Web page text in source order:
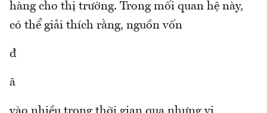
hàng cho thị trường. Trong mối quan hệ này,
có thể giải thích rằng, nguồn vốn
đ
ã